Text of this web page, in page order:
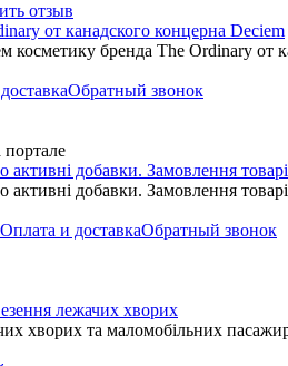
отзыв
от канадского концерна Deciem
косметику бренда The Ordinary от
Обратный звонок
портале
активні добавки. Замовлення
активні добавки. Замовлення
Оплата и доставкаОбратный звонок
лежачих хворих
хворих та маломобільних